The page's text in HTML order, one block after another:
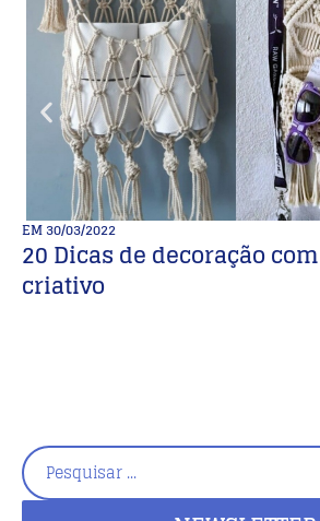
EM30/03/2022
20 Dicas de decoração
criativo